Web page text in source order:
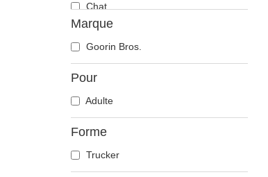
Chat
Cheval
Chèvre
Chien
Chihuahua
Colombe
Coyote
Marque
Goorin Bros.
Pour
Adulte
Forme
Trucker